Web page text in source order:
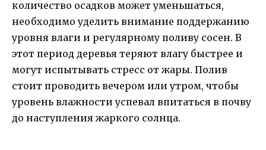
количество осадков может уменьшаться,
необходимо уделить внимание поддержанию
уровня влаги и регулярному поливу сосен. В
этот период деревья теряют влагу быстрее и
могут испытывать стресс от жары. Полив
стоит проводить вечером или утром, чтобы
уровень влажности успевал впитаться в почву
до наступления жаркого солнца.